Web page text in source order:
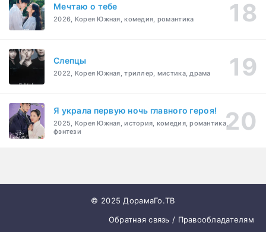
Мечтаю о тебе
2026, Корея Южная, комедия, романтика
Слепцы
2022, Корея Южная, триллер, мистика, драма
Я украла первую ночь главного героя!
2025, Корея Южная, история, комедия, романтика,
фэнтези
© 2025 ДорамаГо.ТВ
Обратная связь / Правообладателям